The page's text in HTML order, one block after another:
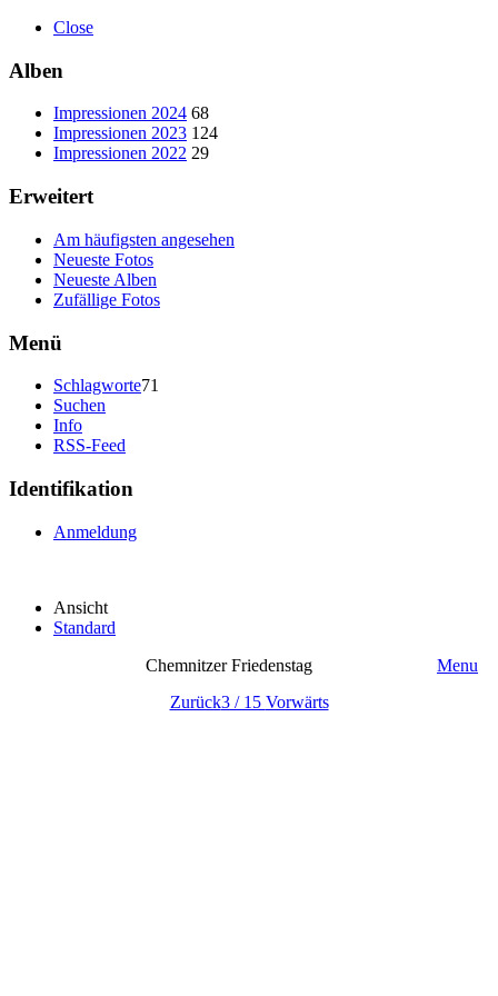
Close
Alben
Impressionen 2024 68
Impressionen 2023 124
Impressionen 2022 29
Erweitert
Am häufigsten angesehen
Neueste Fotos
Neueste Alben
Zufällige Fotos
Menü
Schlagworte71
Suchen
Info
RSS-Feed
Identifikation
Anmeldung
Ansicht
Standard
Chemnitzer Friedenstag
Menu
Zurück3 / 15 Vorwärts